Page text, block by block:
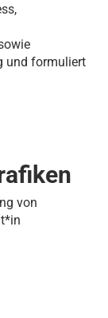
und formuliert
von